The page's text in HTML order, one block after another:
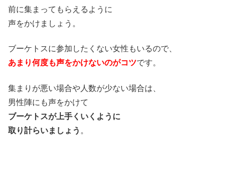
前に集まってもらえるように
声をかけましょう。
ブーケトスに参加したくない女性もいるので、
あまり何度も声をかけないのがコツです。
集まりが悪い場合や人数が少ない場合は、
男性陣にも声をかけて
ブーケトスが上手くいくように
取り計らいましょう 。